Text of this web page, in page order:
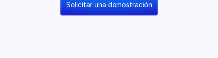
Solicitar una demostración